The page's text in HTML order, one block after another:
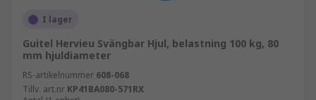
I lager
Guitel Hervieu Svängbar Hjul, belastning 100 kg, 80
mm hjuldiameter
RS-artikelnummer 608-068
Tillv. art.nr KP41BA080-571RX